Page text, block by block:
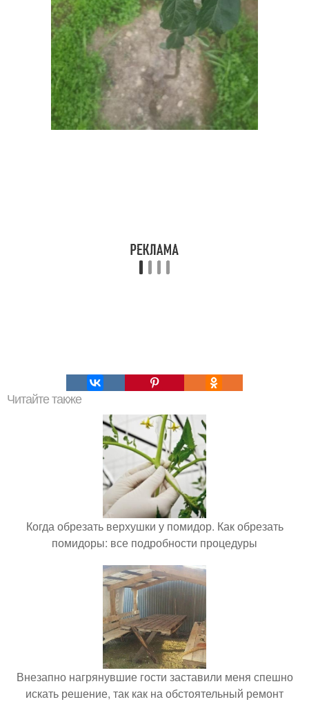
Читайте также
Когда обрезать верхушки у помидор. Как обрезать
помидоры: все подробности процедуры
Внезапно нагрянувшие гости заставили меня спешно
искать решение, так как на обстоятельный ремонт